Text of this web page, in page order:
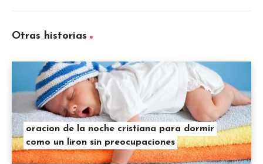
Otras historias
oracion de la noche cristiana para dormir
como un liron sin preocupaciones